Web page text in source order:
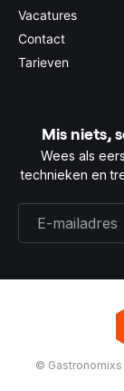
Vacatures
Contact
Tarieven
Mis niets,
Wees als
technieken en
© Gastronomixs